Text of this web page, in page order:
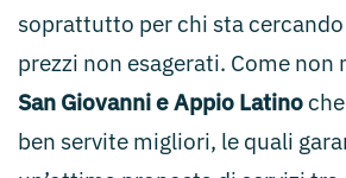
soprattutto per chi sta
prezzi non esagerati. Come non
San Giovanni e Appio Latino
ben servite migliori, le quali